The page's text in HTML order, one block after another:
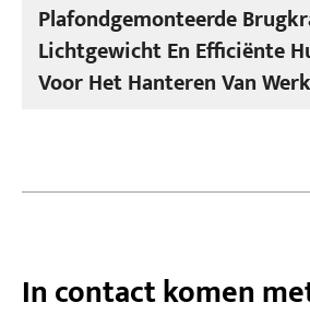
Plafondgemonteerde
Lichtgewicht En Efficiënte
Voor Het Hanteren Van
In contact komen